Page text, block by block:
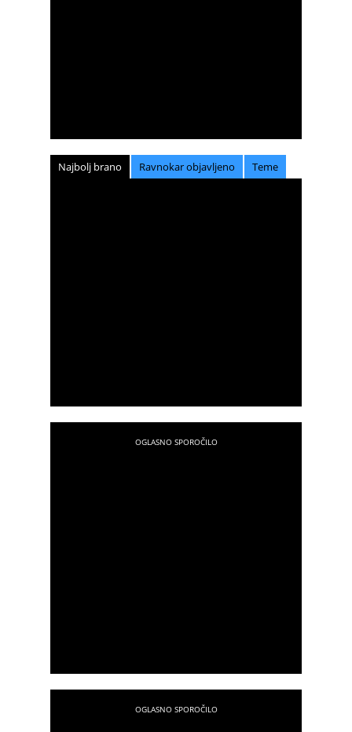
Najbolj brano Ravnokar objavljeno Teme